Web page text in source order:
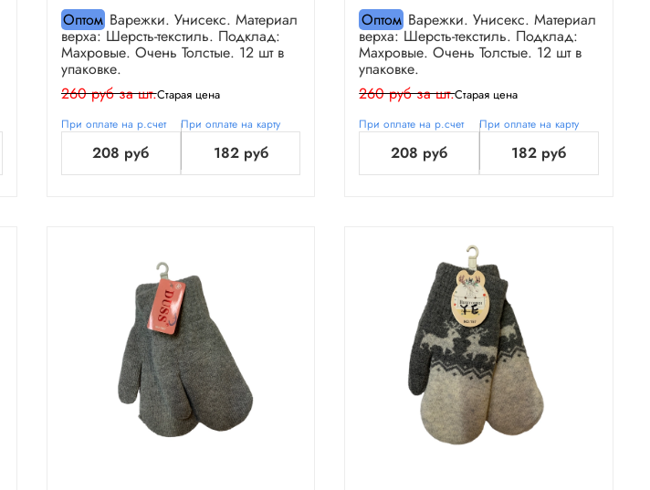
Оптом Варежки. Унисекс. Материал
верха: Шерсть-текстиль. Подклад:
Махровые. Очень Толстые. 12 шт в
упаковке.
260 руб за шт.Старая цена
При оплате на р.счет
208 руб
При оплате на карту
182 руб
Оптом Варежки. Унисекс. Материал
верха: Шерсть-текстиль. Подклад:
Махровые. Очень Толстые. 12 шт в
упаковке.
260 руб за шт.Старая цена
При оплате на р.счет
208 руб
При оплате на карту
182 руб